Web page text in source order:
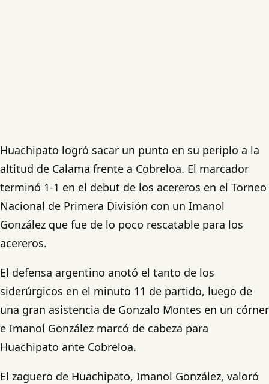
Huachipato logró sacar un punto en su periplo a la
altitud de Calama frente a Cobreloa. El marcador
terminó 1-1 en el debut de los acereros en el Torneo
Nacional de Primera División con un Imanol
González que fue de lo poco rescatable para los
acereros.
El defensa argentino anotó el tanto de los
siderúrgicos en el minuto 11 de partido, luego de
una gran asistencia de Gonzalo Montes en un córner
e Imanol González marcó de cabeza para
Huachipato ante Cobreloa.
El zaguero de Huachipato, Imanol González, valoró